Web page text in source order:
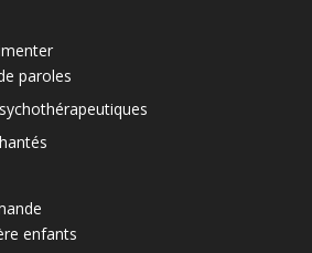
paroles
enfants